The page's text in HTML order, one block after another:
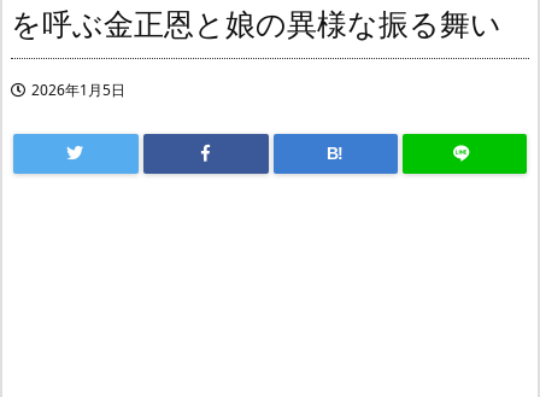
を呼ぶ金正恩と娘の異様な振る舞い
2026年1月5日
B!